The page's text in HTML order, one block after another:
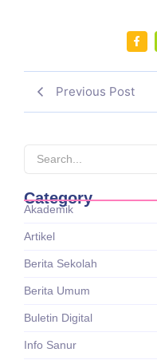
Previous Post
Category
Akademik
Artikel
Berita Sekolah
Berita Umum
Buletin Digital
Info Sanur